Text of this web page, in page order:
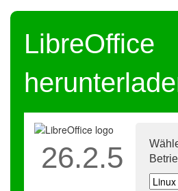
LibreOffice
26.2.5